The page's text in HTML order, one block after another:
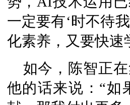
一定要有‘时不待
化素养，又要快速
如今，陈智正
他的话来说：“如